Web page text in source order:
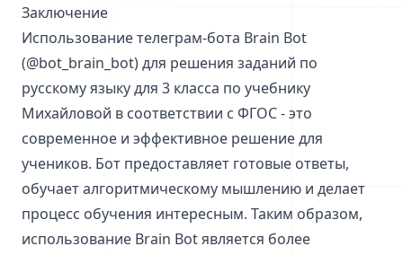
Заключение
Использование телеграм-бота Brain Bot
(@bot_brain_bot) для решения заданий по
русскому языку для 3 класса по учебнику
Михайловой в соответствии с ФГОС - это
современное и эффективное решение для
учеников. Бот предоставляет готовые ответы,
обучает алгоритмическому мышлению и делает
процесс обучения интересным. Таким образом,
использование Brain Bot является более